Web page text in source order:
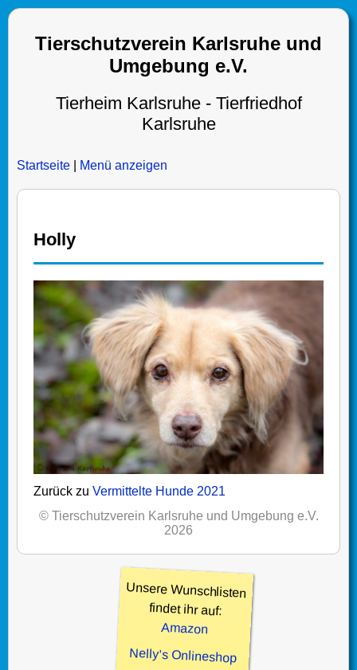
Tierschutzverein Karlsruhe und
Umgebung e.V.
Tierheim Karlsruhe - Tierfriedhof
Karlsruhe
Startseite Menü anzeigen
Holly
Zurück zu Vermittelte Hunde 2021
© Tierschutzverein Karlsruhe und Umgebung e.V.
2026
Unsere Wunschlisten
findet ihr auf:
Amazon
Nelly’s Onlineshop